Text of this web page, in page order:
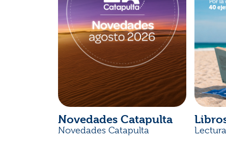
Novedades Catapulta
Novedades Catapulta